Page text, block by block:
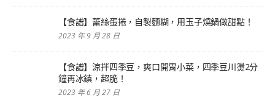
【食譜】蕾絲蛋捲，自製麵糊，用玉子燒鍋做甜點！
2023 年 9 月 28 日
【食譜】涼拌四季豆，爽口開胃小菜，四季豆川燙2分
鐘再冰鎮，超脆！
2023 年 6 月 27 日